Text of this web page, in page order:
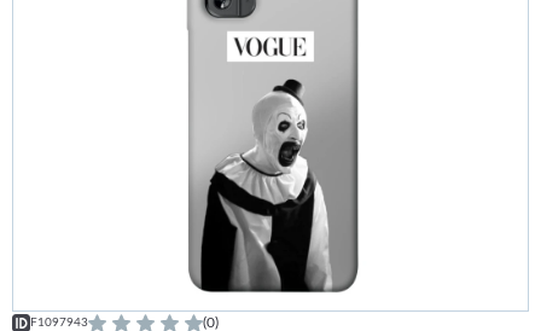
F1097943 (0)